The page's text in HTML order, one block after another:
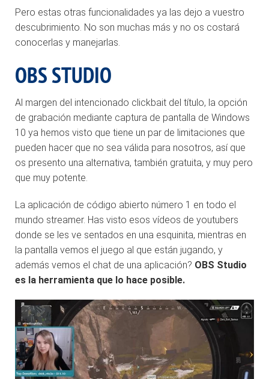
Pero estas otras funcionalidades ya las dejo a vuestro
descubrimiento. No son muchas más y no os costará
conocerlas y manejarlas.
OBS STUDIO
Al margen del intencionado clickbait del título, la opción
de grabación mediante captura de pantalla de Windows
10 ya hemos visto que tiene un par de limitaciones que
pueden hacer que no sea válida para nosotros, así que
os presento una alternativa, también gratuita, y muy pero
que muy potente.
La aplicación de código abierto número 1 en todo el
mundo streamer. Has visto esos vídeos de youtubers
donde se les ve sentados en una esquinita, mientras en
la pantalla vemos el juego al que están jugando, y
además vemos el chat de una aplicación? OBS Studio
es la herramienta que lo hace posible.